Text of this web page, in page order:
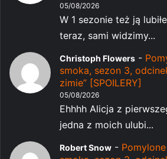
05/08/2026
W 1 sezonie też ją
teraz, sami widzimy...
Christoph Flowers -
smoka, sezon 3,
zimie” [SPOILERY]
05/08/2026
Ehhhh Alicja z
jedna z moich ulubi...
Robert Snow -